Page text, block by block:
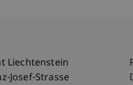
Liechtenstein
Josef-Strasse